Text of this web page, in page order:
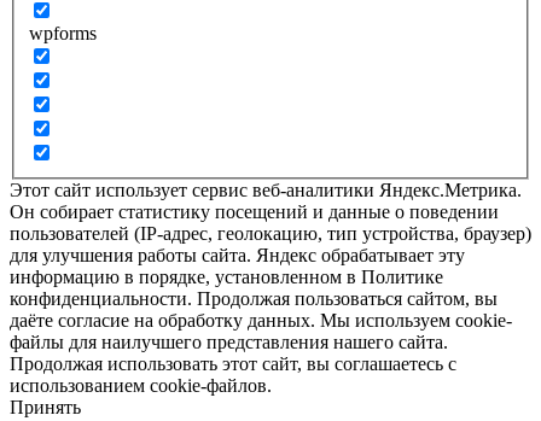
wpforms
Этот сайт использует сервис веб-аналитики Яндекс.Метрика.
Он собирает статистику посещений и данные о поведении
пользователей (IP-адрес, геолокацию, тип устройства, браузер)
для улучшения работы сайта. Яндекс обрабатывает эту
информацию в порядке, установленном в Политике
конфиденциальности. Продолжая пользоваться сайтом, вы
даёте согласие на обработку данных. Мы используем cookie-
файлы для наилучшего представления нашего сайта.
Продолжая использовать этот сайт, вы соглашаетесь с
использованием cookie-файлов.
Принять